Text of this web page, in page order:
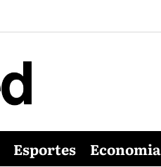
Esportes Economia